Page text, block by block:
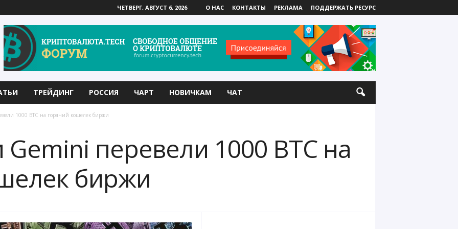
ЧЕТВЕРГ, АВГУСТ 6, 2026 О НАС КОНТАКТЫ РЕКЛАМА ПОДДЕРЖАТЬ РЕСУРС
ТРЕЙДИНГ РОССИЯ ЧАРТ НОВИЧКАМ ЧАТ
1000 BTC на горячий кошелек биржи
перевели 1000 BTC на
биржи